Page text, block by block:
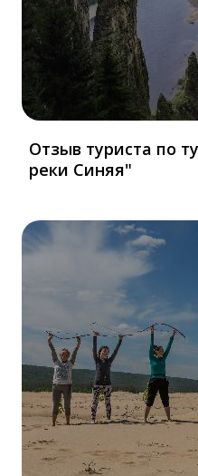
Отзыв туриста по
реки Синяя"